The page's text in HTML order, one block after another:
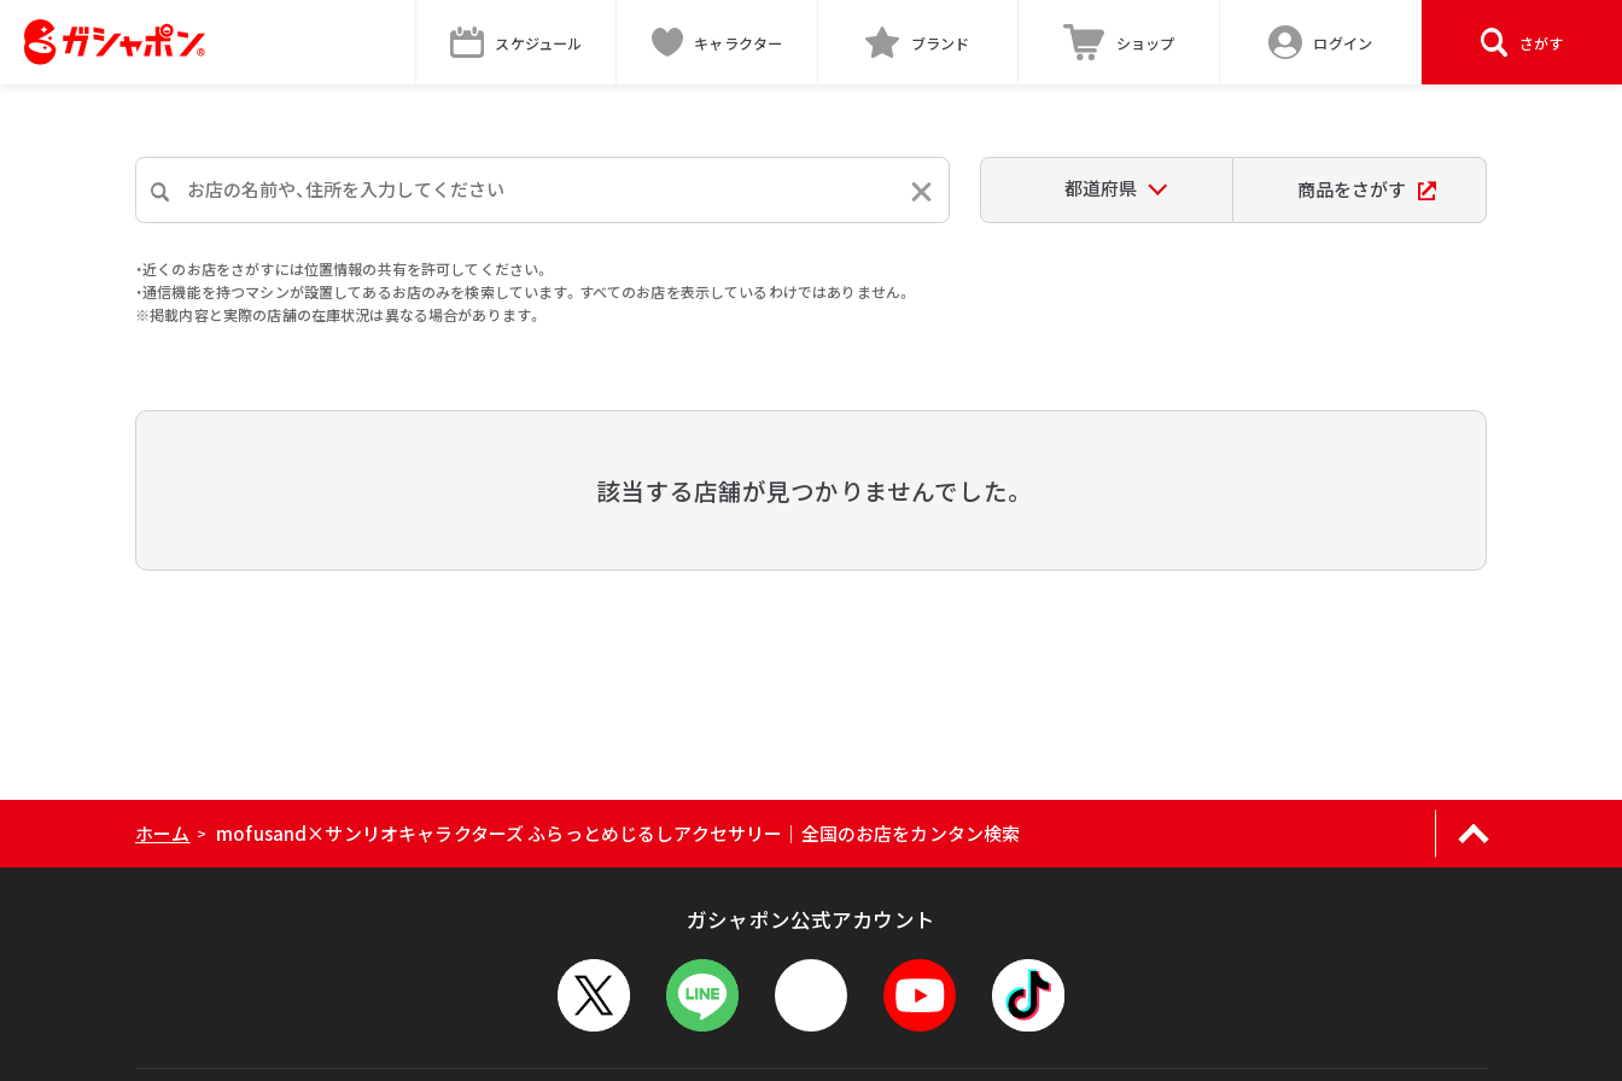
スケジュール キャラクター ブランド ショップ ログイン さがす
都道府県 商品をさがす
・近くのお店をさがすには位置情報の共有を許可してください。
・通信機能を持つマシンが設置してあるお店のみを検索しています。すべてのお店を表示しているわけではありません。
※掲載内容と実際の店舗の在庫状況は異なる場合があります。
該当する店舗が見つかりませんでした。
ホーム > mofusand×サンリオキャラクターズ ふらっとめじるしアクセサリー｜全国のお店をカンタン検索
ガシャポン公式アカウント